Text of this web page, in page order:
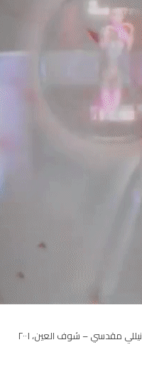
نيللي مقدسي – شوف العين، ٢٠٠١